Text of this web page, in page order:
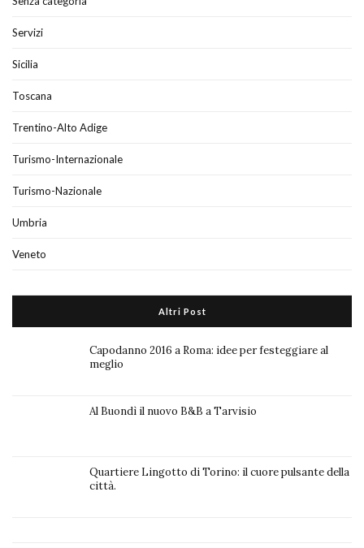
Servizi
Sicilia
Toscana
Trentino-Alto Adige
Turismo-Internazionale
Turismo-Nazionale
Umbria
Veneto
Altri Post
Capodanno 2016 a Roma: idee per festeggiare al
meglio
Al Buondì il nuovo B&B a Tarvisio
Quartiere Lingotto di Torino: il cuore pulsante della
città.